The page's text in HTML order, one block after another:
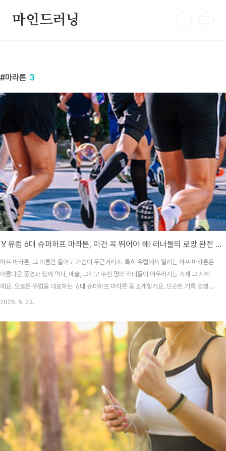
마인드러닝
마라톤 3
🏅유럽 6대 슈퍼하프 마라톤, 이건 꼭 뛰어야 해! 러너들의 로망 완전 정복<
하프 마라톤, 그 이름만 들어도 가슴이 두근거리죠. 특히 유럽에서 열리는 하프 마라톤은
아름다운 풍경과 함께 역사, 예술, 그리고 수천 명의 러너들이 어우러지는 축제 그 자체
예요. 오늘은 유럽을 대표하는 '6대 슈퍼하프 마라톤'을 소개할게요. 단순한 기록 경쟁이
아니라, 러닝을 사랑하는 사람들이라면 한 번쯤 달려보고 싶어지는 코스들로만 골랐어
신을 준비 됐나요? ✨ 1. 리스본 하프 마라톤 (포르투갈)개최 시기: 매년 3월코스 특징:
바스쿠 다 가마 다리를 건너는 코스로 시작! 강을 따라 달리는 평탄한 길이 매력적포인
트: 세계에서 가장 빠른 하프 마라톤 중 하나로 알려져 있어요. 세계 기록이 종종 여기서
2025. 5. 23.